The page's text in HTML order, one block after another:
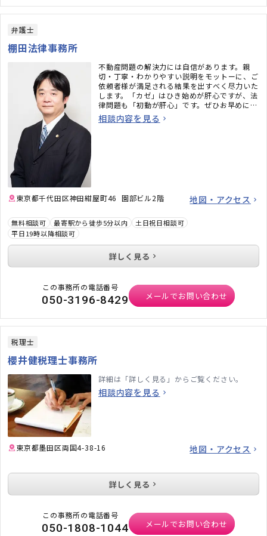
弁護士
棚田法律事務所
不動産問題の解決力には自信があります。親
切・丁寧・わかりやすい説明をモットーに、ご
依頼者様が満足される結果を出すべく尽力いた
します。「カゼ」はひき始めが肝心ですが、法
律問題も「初動が肝心」です。ぜひお早めにご
相談ください。
相談内容を見る
東京都千代田区神田紺屋町46 園部ビル2階 地図・アクセス
無料相談可 最寄駅から徒歩5分以内
土日祝日相談可
平日19時以降相談可
詳しく見る
この事務所の電話番号
050-3196-8429 メールでお問い合わせ
税理士
櫻井健税理士事務所
詳細は「詳しく見る」からご覧ください。
相談内容を見る
東京都墨田区両国4-38-16 地図・アクセス
詳しく見る
この事務所の電話番号
050-1808-1044 メールでお問い合わせ